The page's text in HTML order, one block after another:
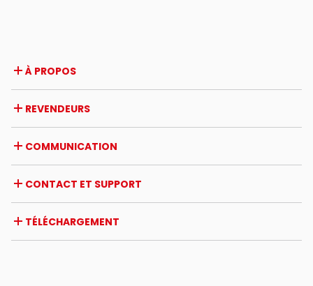
À PROPOS
Prix et reconnaissances
Opportunités de carrière
Certifications
REVENDEURS
Étranger
Initiatives des revendeurs
COMMUNICATION
Actualités
Revue de presse
CONTACT ET SUPPORT
Garantie
Support après-vente
TÉLÉCHARGEMENT